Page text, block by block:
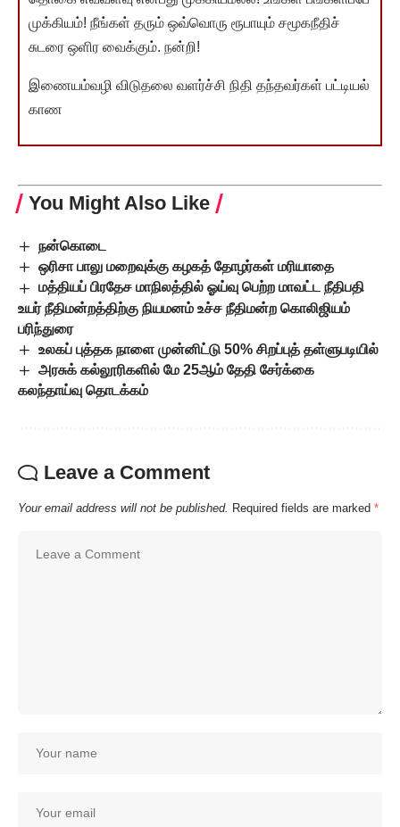
முக்கியம்! நீங்கள் தரும் ஒவ்வொரு ரூபாயும் சமூகநீதிச்
சுடரை ஒளிர வைக்கும். நன்றி!
இணையம்வழி விடுதலை வளர்ச்சி நிதி தந்தவர்கள் பட்டியல்
காண
You Might Also Like
நன்கொடை
ஒரிசா பாலு மறைவுக்கு கழகத் தோழர்கள் மரியாதை
மத்தியப் பிரதேச மாநிலத்தில் ஓய்வு பெற்ற மாவட்ட நீதிபதி
உயர் நீதிமன்றத்திற்கு நியமனம் உச்ச நீதிமன்ற கொலிஜியம்
பரிந்துரை
உலகப் புத்தக நாளை முன்னிட்டு 50% சிறப்புத் தள்ளுபடியில்
அரசுக் கல்லூரிகளில் மே 25ஆம் தேதி சேர்க்கை
கலந்தாய்வு தொடக்கம்
Leave a Comment
Your email address will not be published. Required fields are marked *